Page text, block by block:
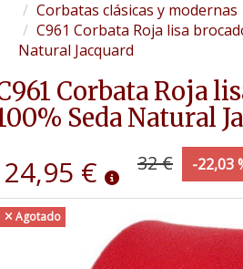
Corbatas clásicas y modernas
C961 Corbata Roja lisa
Natural Jacquard
Corbata Roja
Seda Natural
24,95 € 32 € -22,03
Agotado